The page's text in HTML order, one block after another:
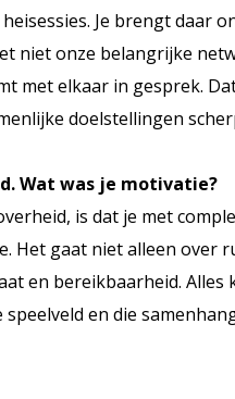
Je brengt daar
niet onze belangrijke
met elkaar in gesprek.
doelstellingen
Wat was je motivatie?
is dat je met
Het gaat niet alleen over
en bereikbaarheid. Alles
en die